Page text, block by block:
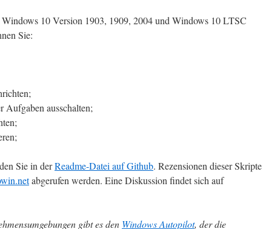
10 Version 1903, 1909, 2004 und Windows 10 LTSC
Sie:
Aufgaben ausschalten;
Sie in derReadme-Datei auf Github. Rezensionen dieser Skripte
abgerufen werden. Eine Diskussion findet sich auf
gibt es den Windows Autopilot, der die